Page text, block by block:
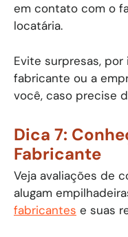
em contato com o
locatária.
Evite surpresas,
fabricante ou a
você, caso precise
Dica 7:
Fabricante
Veja avaliações de
alugam
fabricantes e suas